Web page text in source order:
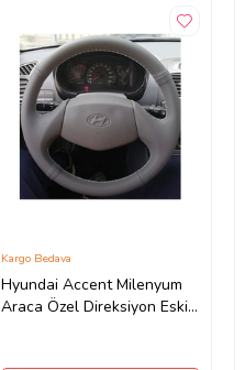
Hyundai Accent Milenyum
Araca Özel Direksiyon Eski
Kargo Bedava